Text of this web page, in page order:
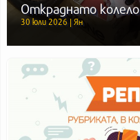
Откраднато колело
30 юли 2026 | Ян